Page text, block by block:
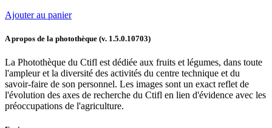
Ajouter au panier
A propos de la photothèque (v. 1.5.0.10703)
La Photothèque du Ctifl est dédiée aux fruits et légumes, dans toute
l'ampleur et la diversité des activités du centre technique et du
savoir-faire de son personnel. Les images sont un exact reflet de
l'évolution des axes de recherche du Ctifl en lien d'évidence avec les
préoccupations de l'agriculture.